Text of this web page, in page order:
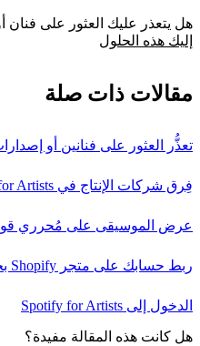
هل يتعذر عليك العثور على فنان
إليك هذه الحلول
مقالات ذات صلة
تعذُّر العثور على فنانين أو
فِرق شركات الإنتاج في Spotify for Artists
عرض الموسيقى على مُحرري
ربط حسابك على متجر Shopify بحسابك على Spotify for Artists
الدخول إلى Spotify for Artists
هل كانت هذه المقالة مفيدة؟